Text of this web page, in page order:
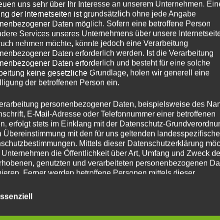
ehemalige Fußballprofi und Nationalspieler betreut
Trainingstagen auf dem Platz und hilft Dir bei deiner
MEHRÜBER „BERND HOBSCH
LESEN
in Gräfenthal –
Sportplatz
Flohmarkt
uns sehr über Ihr Interesse an unserem Unternehmen.
der Internetseiten ist grundsätzlich ohne jede Angabe
Daten möglich. Sofern eine betroffene Person
Services unseres Unternehmens über unsere
nehmen möchte, könnte jedoch eine Verarbeitung
Daten erforderlich werden. Ist die Verarbeitung
Daten erforderlich und besteht für eine solche
keine gesetzliche Grundlage, holen wir generell eine
der betroffenen Person ein.
personenbezogener Daten, beispielsweise des
E-Mail-Adresse oder Telefonnummer einer betroffenen
erfolgt stets im Einklang mit der Datenschutz-
Übereinstimmung mit den für uns geltenden
Mittels dieser Datenschutzerklärung
Unternehmen die Öffentlichkeit über Art, Umfang und Zweck
genutzten und verarbeiteten personenbezogenen
Ferner werden betroffene Personen mittels dieser
Maßnahmen umgesetzt, um einen möglichst